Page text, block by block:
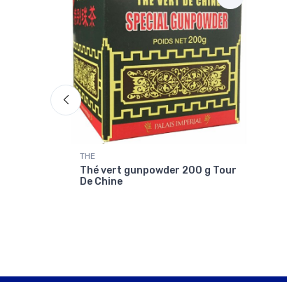
THE
Thé vert gunpowder 200 g Tour
De Chine